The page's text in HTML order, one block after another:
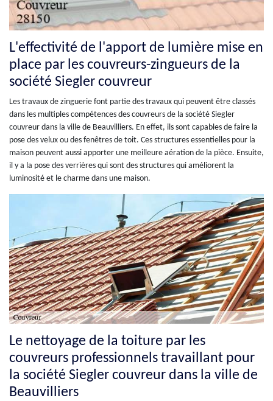
L'effectivité de l'apport de lumière mise en
place par les couvreurs-zingueurs de la
société Siegler couvreur
Les travaux de zinguerie font partie des travaux qui peuvent être classés
dans les multiples compétences des couvreurs de la société Siegler
couvreur dans la ville de Beauvilliers. En effet, ils sont capables de faire la
pose des velux ou des fenêtres de toit. Ces structures essentielles pour la
maison peuvent aussi apporter une meilleure aération de la pièce. Ensuite,
il y a la pose des verrières qui sont des structures qui améliorent la
luminosité et le charme dans une maison.
Le nettoyage de la toiture par les
couvreurs professionnels travaillant pour
la société Siegler couvreur dans la ville de
Beauvilliers